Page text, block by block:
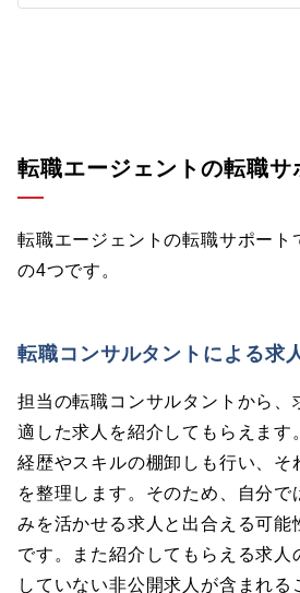
転職エージェントの転職サ
転職エージェントの転職サポート
の4つです。
転職コンサルタントによる求
担当の転職コンサルタントから、
適した求人を紹介してもらえます
経歴やスキルの棚卸しも行い、そ
を整理します。そのため、自分で
みを活かせる求人と出合える可能
です。また紹介してもらえる求人
していない非公開求人が含まれる